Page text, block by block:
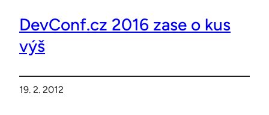
DevConf.cz 2016 zase o kus
výš
19. 2. 2012